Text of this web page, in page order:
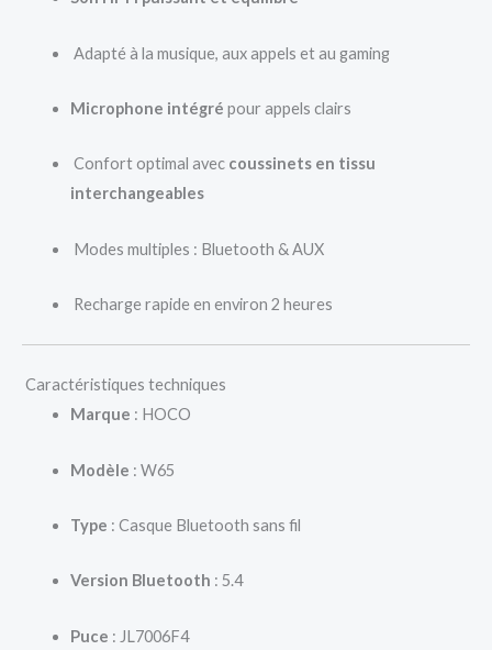
Adapté à la musique, aux appels et au gaming
Microphone intégré pour appels clairs
Confort optimal avec coussinets en tissu
interchangeables
Modes multiples : Bluetooth & AUX
Recharge rapide en environ 2 heures
Caractéristiques techniques
Marque : HOCO
Modèle : W65
Type : Casque Bluetooth sans fil
Version Bluetooth : 5.4
Puce : JL7006F4